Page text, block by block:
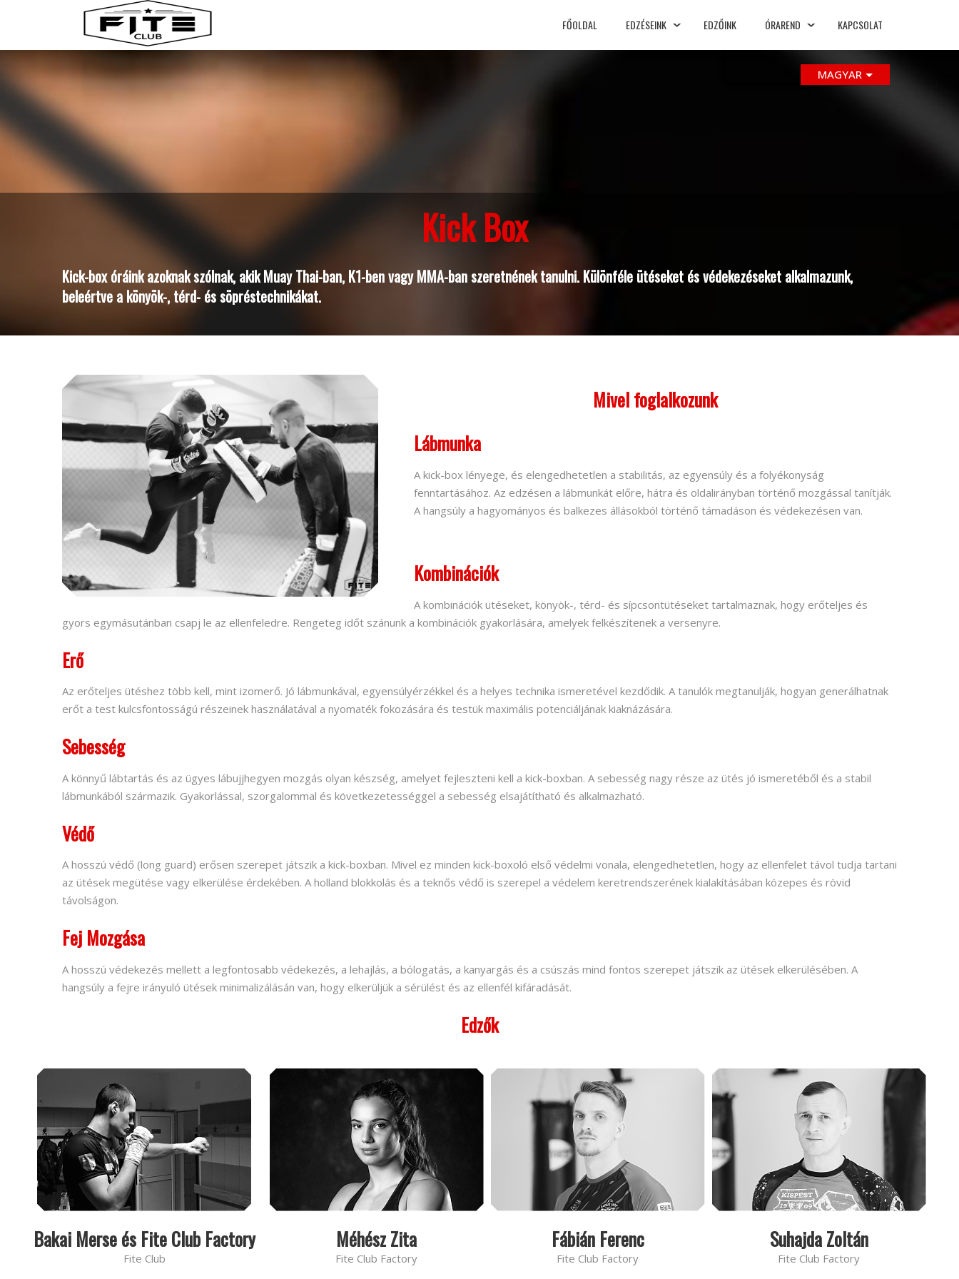
FŐOLDAL EDZÉSEINK EDZŐINK ÓRAREND KAPCSOLAT
MAGYAR
Kick Box
Kick-box óráink azoknak szólnak, akik Muay Thai-ban, K1-ben vagy MMA-ban szeretnének tanulni. Különféle ütéseket és védekezéseket alkalmazunk,
beleértve a könyök-, térd- és söpréstechnikákat.
Mivel foglalkozunk
Lábmunka
A kick-box lényege, és elengedhetetlen a stabilitás, az egyensúly és a folyékonyság
fenntartásához. Az edzésen a lábmunkát előre, hátra és oldalirányban történő mozgással tanítják.
A hangsúly a hagyományos és balkezes állásokból történő támadáson és védekezésen van.
Kombinációk
A kombinációk ütéseket, könyök-, térd- és sípcsontütéseket tartalmaznak, hogy erőteljes és
gyors egymásutánban csapj le az ellenfeledre. Rengeteg időt szánunk a kombinációk gyakorlására, amelyek felkészítenek a versenyre.
Erő
Az erőteljes ütéshez több kell, mint izomerő. Jó lábmunkával, egyensúlyérzékkel és a helyes technika ismeretével kezdődik. A tanulók megtanulják, hogyan generálhatnak
erőt a test kulcsfontosságú részeinek használatával a nyomaték fokozására és testük maximális potenciáljának kiaknázására.
Sebesség
A könnyű lábtartás és az ügyes lábujjhegyen mozgás olyan készség, amelyet fejleszteni kell a kick-boxban. A sebesség nagy része az ütés jó ismeretéből és a stabil
lábmunkából származik. Gyakorlással, szorgalommal és következetességgel a sebesség elsajátítható és alkalmazható.
Védő
A hosszú védő (long guard) erősen szerepet játszik a kick-boxban. Mivel ez minden kick-boxoló első védelmi vonala, elengedhetetlen, hogy az ellenfelet távol tudja tartani
az ütések megütése vagy elkerülése érdekében. A holland blokkolás és a teknős védő is szerepel a védelem keretrendszerének kialakításában közepes és rövid
távolságon.
Fej Mozgása
A hosszú védekezés mellett a legfontosabb védekezés, a lehajlás, a bólogatás, a kanyargás és a csúszás mind fontos szerepet játszik az ütések elkerülésében. A
hangsúly a fejre irányuló ütések minimalizálásán van, hogy elkerüljük a sérülést és az ellenfél kifáradását.
Edzők
Bakai Merse és Fite Club Factory
Fite Club
Méhész Zita
Fite Club Factory
Fábián Ferenc
Fite Club Factory
Suhajda Zoltán
Fite Club Factory